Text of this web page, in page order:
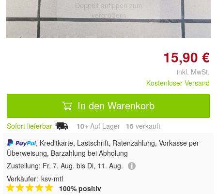
Doppelt antippen zum
vergrößern
15,90 €
inkl. MwSt.
Kostenloser Versand
In den Warenkorb
Sofort lieferbar 10+ Auf Lager 15 verkauft
, Kreditkarte, Lastschrift, Ratenzahlung, Vorkasse per
Überweisung, Barzahlung bei Abholung
Zustellung: Fr, 7. Aug. bis Di, 11. Aug.
Verkäufer: ksv-mtl
100% positiv